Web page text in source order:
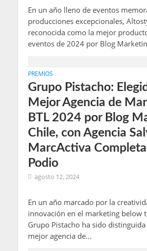
En un año lleno de eventos
producciones excepcionales,
reconocida como la mejor
eventos de 2024 por Blog
PREMIOS
Grupo Pistacho:
Mejor Agencia de
BTL 2024 por Blog
Chile, con Agencia
MarcActiva
Podio
agosto 12, 2024
En un año marcado por la
innovación en el marketing below
Grupo Pistacho ha sido
mejor agencia de...